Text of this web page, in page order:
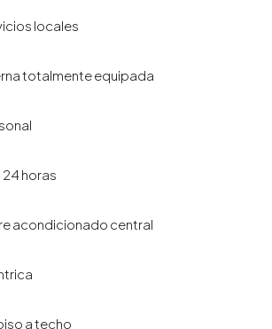
locales
totalmente equipada
horas
acondicionado central
a techo